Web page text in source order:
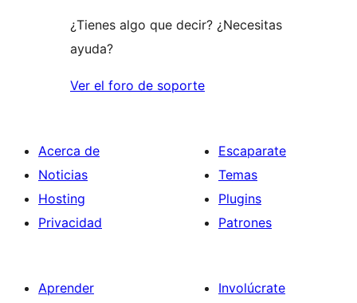
¿Tienes algo que decir? ¿Necesitas
ayuda?
Ver el foro de soporte
Acerca de
Noticias
Hosting
Privacidad
Escaparate
Temas
Plugins
Patrones
Aprender
Involúcrate